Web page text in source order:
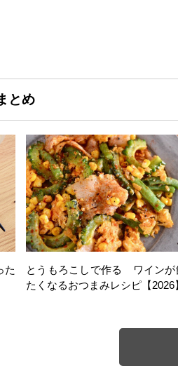
とめ
た
とうもろこしで作る ワインが
たくなるおつまみレシピ【2026